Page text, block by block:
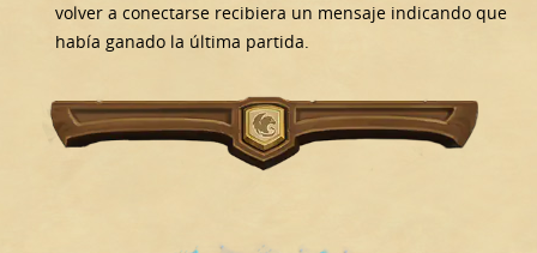
volver a conectarse recibiera un mensaje indicando que
había ganado la última partida.